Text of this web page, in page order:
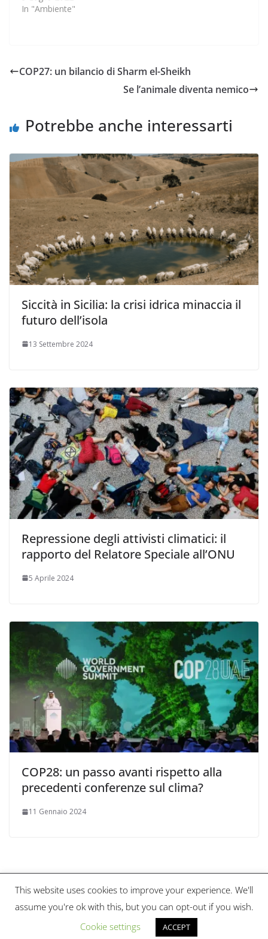
In "Ambiente"
COP27: un bilancio di Sharm el-Sheikh
Se l’animale diventa nemico
Potrebbe anche interessarti
Siccità in Sicilia: la crisi idrica minaccia il
futuro dell’isola
13 Settembre 2024
Repressione degli attivisti climatici: il
rapporto del Relatore Speciale all’ONU
5 Aprile 2024
COP28: un passo avanti rispetto alla
precedenti conferenze sul clima?
11 Gennaio 2024
Copyright © 2026Scienza & Pace Magazine. Tutti i diritti
riservati.
ColorMagdi ThemeGrill. Powered by
This website uses cookies to improve your experience. We'll
assume you're ok with this, but you can opt-out if you wish.
Cookie settings
ACCEPT